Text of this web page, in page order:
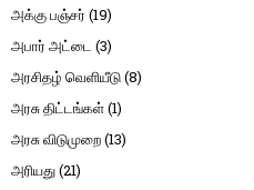
அக்கு பஞ்சர் (19)
அபார் அட்டை (3)
அரசிதழ் வெளியீடு(8)
அரசு திட்டங்கள்(1)
அரசு விடுமுறை(13)
அரியது(21)